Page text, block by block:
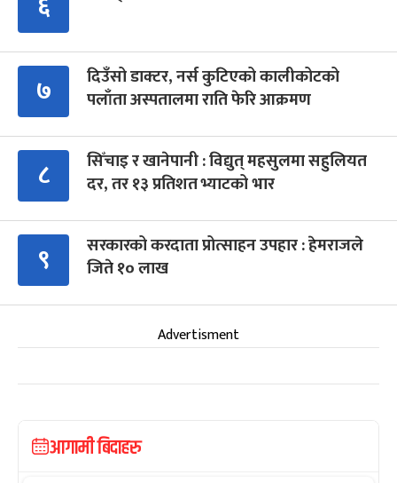
७
दिउँसो डाक्टर, नर्स कुटिएको कालीकोटको
पलाँता अस्पतालमा राति फेरि आक्रमण
८
सिँचाइ र खानेपानी : विद्युत् महसुलमा सहुलियत
दर, तर १३ प्रतिशत भ्याटको भार
९
सरकारको करदाता प्रोत्साहन उपहार : हेमराजले
जिते १० लाख
Advertisment
आगामी बिदाहरु